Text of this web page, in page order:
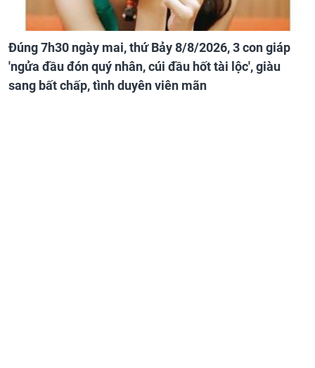
Đúng 7h30 ngày mai, thứ Bảy 8/8/2026, 3 con giáp
'ngửa đầu đón quý nhân, cúi đầu hốt tài lộc', giàu
sang bất chấp, tình duyên viên mãn